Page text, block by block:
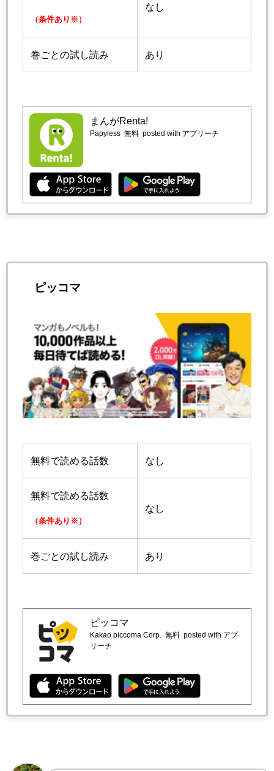
（条件あり※）
なし
巻ごとの試し読み あり
まんがRenta!
Papyless 無料 posted with アプリーチ
ピッコマ
無料で読める話数 なし
無料で読める話数
（条件あり※）
なし
巻ごとの試し読み あり
ピッコマ
Kakao piccoma Corp. 無料 posted with アプ
リーチ